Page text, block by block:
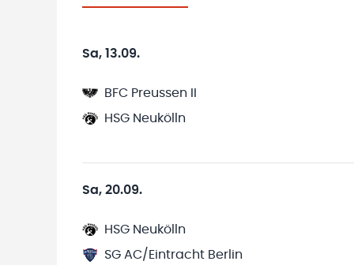
Sa, 13.09.
BFC Preussen II
HSG Neukölln
Sa, 20.09.
HSG Neukölln
SG AC/Eintracht Berlin